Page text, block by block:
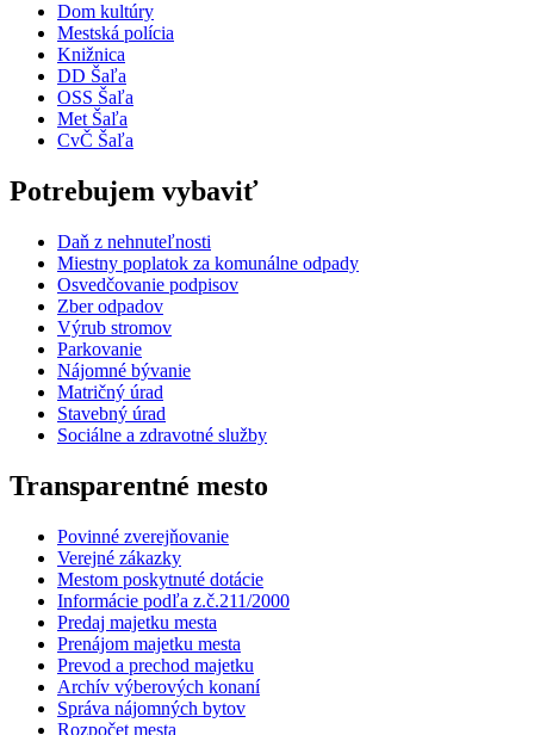
Dom kultúry
Mestská polícia
Knižnica
DD Šaľa
OSS Šaľa
Met Šaľa
CvČ Šaľa
Potrebujem vybaviť
Daň z nehnuteľnosti
Miestny poplatok za komunálne odpady
Osvedčovanie podpisov
Zber odpadov
Výrub stromov
Parkovanie
Nájomné bývanie
Matričný úrad
Stavebný úrad
Sociálne a zdravotné služby
Transparentné mesto
Povinné zverejňovanie
Verejné zákazky
Mestom poskytnuté dotácie
Informácie podľa z.č.211/2000
Predaj majetku mesta
Prenájom majetku mesta
Prevod a prechod majetku
Archív výberových konaní
Správa nájomných bytov
Rozpočet mesta